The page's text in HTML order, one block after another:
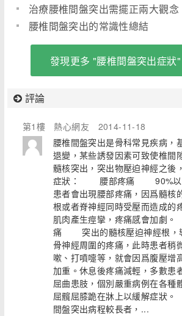
治療腰椎間盤突出需擺正兩大觀念
腰椎間盤突出的常識性總結
發現更多 "腰椎間盤突出症狀
評論
第1樓 熱心網友
2014-11-18
腰椎間盤突出是骨科常見疾病，
退變，某些誘發因素可致使椎間
髓核突出，突出物壓迫神經之後
症狀： 腰部疼痛 90%以上
患者會出現腰部疼痛，因爲髓核
根或者脊神經同時受壓而造成的
肌肉產生痙攣，疼痛感會加劇
痛 突出的髓核壓迫神經根，
骨神經周圍的疼痛，此時患者稍
嗽、打噴嚏等，就會因爲腹壓增
加重。休息後疼痛減輕，多數患
屈曲患肢，個別嚴重病例在各種
屈髖屈膝跪在牀上以緩解
間盤突出病程較長者，...